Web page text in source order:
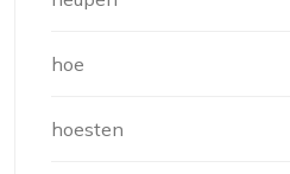
hoe
hoesten